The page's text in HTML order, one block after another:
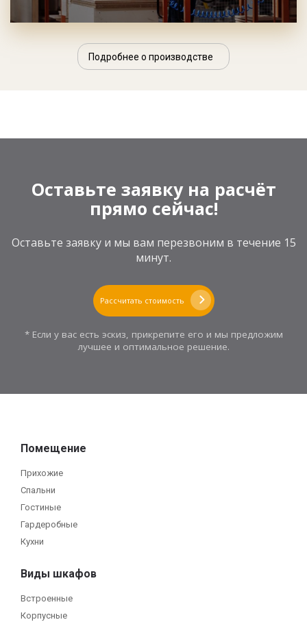
Подробнее о производстве
Оставьте заявку на расчёт
прямо сейчас!
Оставьте заявку и мы вам перезвоним в течение 15
минут.
Рассчитать стоимость
* Если у вас есть эскиз, прикрепите его и мы предложим
лучшее и оптимальное решение.
Помещение
Прихожие
Спальни
Гостиные
Гардеробные
Кухни
Виды шкафов
Встроенные
Корпусные